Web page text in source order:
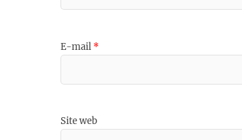
E-mail *
Site web